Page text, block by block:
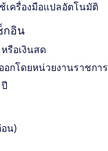
เครื่องมือแปลอัตโนมัติ
กอิน
รือเงินสด
กโดยหน่วยงานราชการ
อน)